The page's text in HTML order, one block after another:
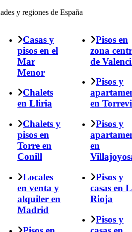
y regiones de España
Casas y
pisos en el
Mar
Menor
Chalets
en Lliria
Chalets y
pisos en
Torre en
Conill
Locales
en venta y
alquiler en
Madrid
Pisos en
zona
de
Pisos y
en
Pisos y
en
Pisos y
casas en
Rioja
Pisos y